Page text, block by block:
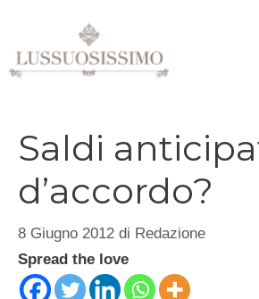
contenuto
Saldi
d’accordo?
8 Giugno 2012 di Redazione
Spread the love